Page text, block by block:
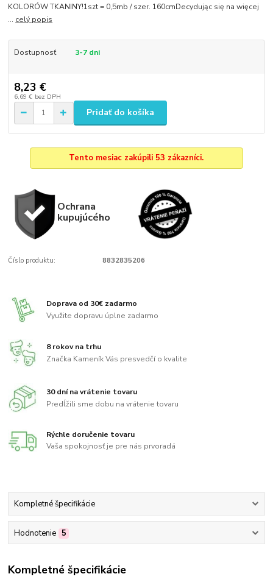
KOLORÓW TKANINY!1szt = 0,5mb / szer. 160cmDecydując się na więcej
... celý popis
Dostupnosť 3-7 dni
8,23 €
6,69 € bez DPH
Pridať do košíka
Tento mesiac zakúpili 53 zákazníci.
Ochrana
kupujúcého
Číslo produktu: 8832835206
Doprava od 30€ zadarmo
Využite dopravu úplne zadarmo
8 rokov na trhu
Značka Kameník Vás presvedčí o kvalite
30 dní na vrátenie tovaru
Predĺžili sme dobu na vrátenie tovaru
Rýchle doručenie tovaru
Vaša spokojnosť je pre nás prvoradá
Kompletné špecifikácie
Hodnotenie 5
Kompletné špecifikácie